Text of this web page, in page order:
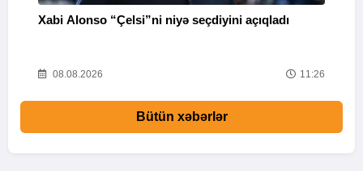
Xabi Alonso “Çelsi”ni niyə seçdiyini açıqladı
08.08.2026 11:26
Bütün xəbərlər